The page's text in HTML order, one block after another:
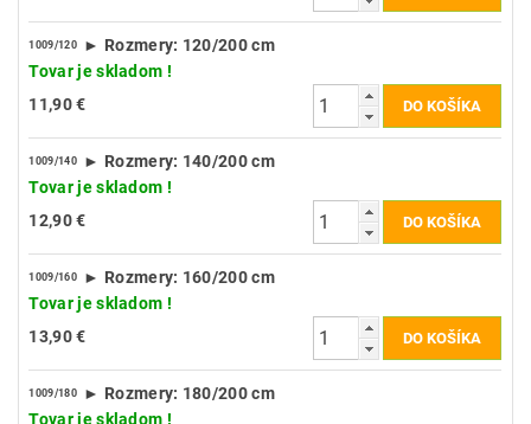
1009/120
► Rozmery: 120/200 cm
Tovar je skladom !
11,90 €
1009/140
► Rozmery: 140/200 cm
Tovar je skladom !
12,90 €
1009/160
► Rozmery: 160/200 cm
Tovar je skladom !
13,90 €
1009/180
► Rozmery: 180/200 cm
Tovar je skladom !